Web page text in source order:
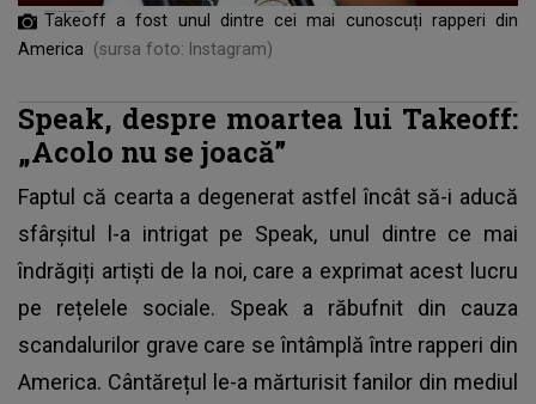
Takeoff a fost unul dintre cei mai cunoscuți rapperi din
America (sursa foto: Instagram)
Speak, despre moartea lui Takeoff:
„Acolo nu se joacă”
Faptul că cearta a degenerat astfel încât să-i aducă
sfârșitul l-a intrigat pe Speak, unul dintre ce mai
îndrăgiți artiști de la noi, care a exprimat acest lucru
pe rețelele sociale. Speak a răbufnit din cauza
scandalurilor grave care se întâmplă între rapperi din
America. Cântărețul le-a mărturisit fanilor din mediul